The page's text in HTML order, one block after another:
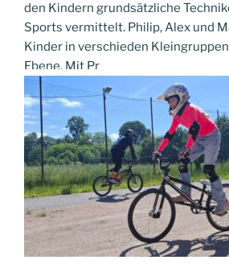
den Kindern grundsätzliche
Sports vermittelt. Philip, Alex und
Kinder in verschieden
Ebene. Mit Pr